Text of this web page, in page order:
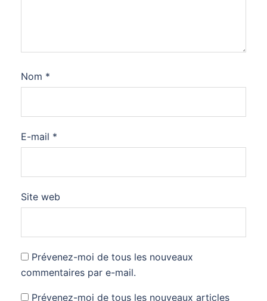
Nom *
E-mail *
Site web
Prévenez-moi de tous les nouveaux
commentaires par e-mail.
Prévenez-moi de tous les nouveaux articles